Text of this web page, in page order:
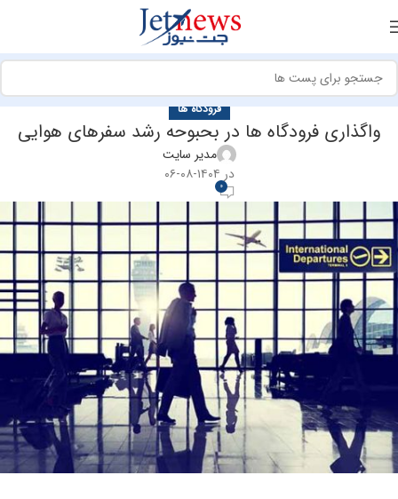
فرودگاه ها
واگذاری فرودگاه ها در بحبوحه رشد سفرهای هوایی
مدیر سایت
در ۱۴۰۴-۰۸-۰۶
0